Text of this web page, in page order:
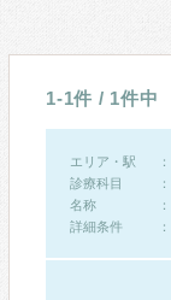
1-1件 / 1件中
エリア・駅
診療科目
名称
詳細条件